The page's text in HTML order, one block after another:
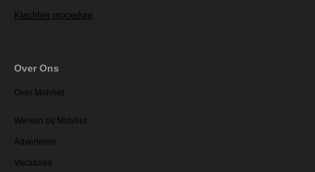
Klachten procedure
Over Ons
Over Midvliet
Werken bij Midvliet
Adverteren
Vacatures